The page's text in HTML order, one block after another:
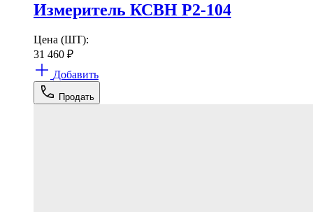
Измеритель КСВН Р2-104
Цена (ШТ):
31 460 ₽
Добавить
Продать